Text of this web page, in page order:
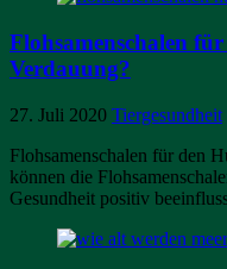
Flohsamenschalen
Verdauung?
27. Juli 2020 Tiergesundheit
Flohsamenschalen für den
können die
Gesundheit positiv